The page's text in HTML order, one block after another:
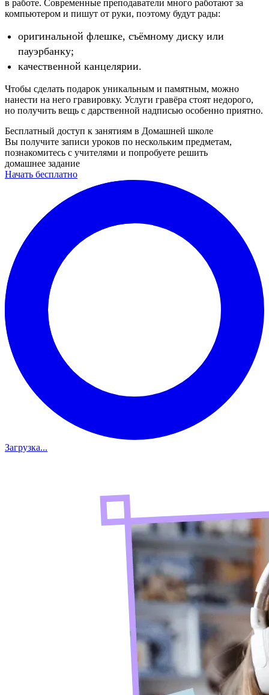
в работе. Современные преподаватели много работают за
компьютером и пишут от руки, поэтому будут рады:
оригинальной флешке, съёмному диску или
пауэрбанку;
качественной канцелярии.
Чтобы сделать подарок уникальным и памятным, можно
нанести на него гравировку. Услуги гравёра стоят недорого,
но получить вещь с дарственной надписью особенно приятно.
Бесплатный доступ к занятиям в Домашней школе
Вы получите записи уроков по нескольким предметам,
познакомитесь с учителями и попробуете решить
домашнее задание
Начать бесплатно
Загрузка...